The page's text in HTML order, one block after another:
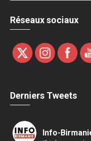
Réseaux sociaux
Derniers Tweets
Info-